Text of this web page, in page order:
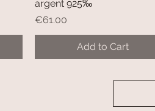
argent 925‰
Price
€61.00
Add to Cart